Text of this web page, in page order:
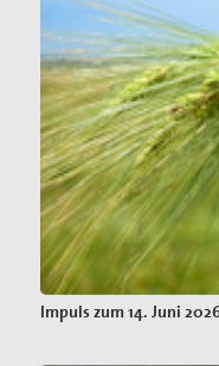
Impuls zum 14. Juni